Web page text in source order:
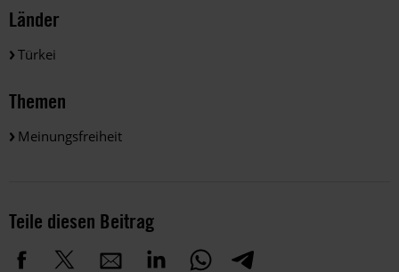
Länder
Türkei
Themen
Meinungsfreiheit
Teile diesen Beitrag